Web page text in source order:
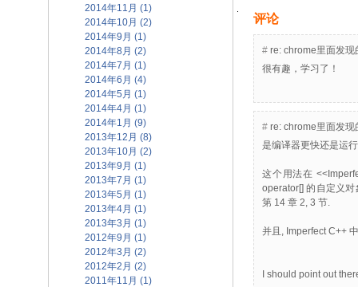
2014年11月 (1)
2014年10月 (2)
2014年9月 (1)
2014年8月 (2)
2014年7月 (1)
2014年6月 (4)
2014年5月 (1)
2014年4月 (1)
2014年1月 (9)
2013年12月 (8)
2013年10月 (2)
2013年9月 (1)
2013年7月 (1)
2013年5月 (1)
2013年4月 (1)
2013年3月 (1)
2012年9月 (1)
2012年3月 (2)
2012年2月 (2)
2011年11月 (1)
评论
# re: chrome里面发
很有趣，学习了！
# re: chrome里面发
是编译器更快还是运
这个用法在
operator[] 的自定义
第 14 章 2, 3 节.
并且, Imperfect C++
I should point out